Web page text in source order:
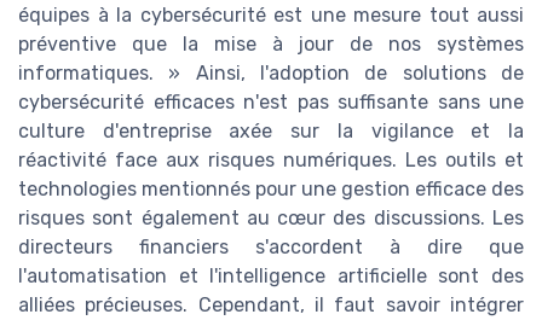
équipes à la cybersécurité est une mesure tout aussi
préventive que la mise à jour de nos systèmes
informatiques. » Ainsi, l'adoption de solutions de
cybersécurité efficaces n'est pas suffisante sans une
culture d'entreprise axée sur la vigilance et la
réactivité face aux risques numériques. Les outils et
technologies mentionnés pour une gestion efficace des
risques sont également au cœur des discussions. Les
directeurs financiers s'accordent à dire que
l'automatisation et l'intelligence artificielle sont des
alliées précieuses. Cependant, il faut savoir intégrer